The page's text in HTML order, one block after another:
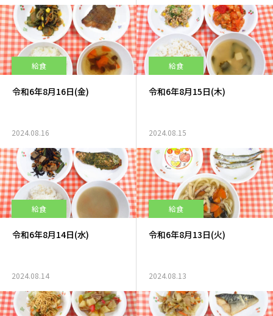
給食
令和6年8月16日(金)
2024.08.16
給食
令和6年8月15日(木)
2024.08.15
給食
令和6年8月14日(水)
2024.08.14
給食
令和6年8月13日(火)
2024.08.13